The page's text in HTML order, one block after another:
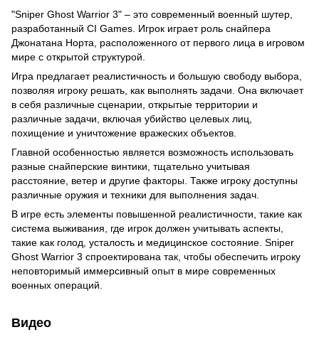
"Sniper Ghost Warrior 3" – это современный военный шутер,
разработанный CI Games. Игрок играет роль снайпера
Джонатана Норта, расположенного от первого лица в игровом
мире с открытой структурой.
Игра предлагает реалистичность и большую свободу выбора,
позволяя игроку решать, как выполнять задачи. Она включает
в себя различные сценарии, открытые территории и
различные задачи, включая убийство целевых лиц,
похищение и уничтожение вражеских объектов.
Главной особенностью является возможность использовать
разные снайперские винтики, тщательно учитывая
расстояние, ветер и другие факторы. Также игроку доступны
различные оружия и техники для выполнения задач.
В игре есть элементы повышенной реалистичности, такие как
система выживания, где игрок должен учитывать аспекты,
такие как голод, усталость и медицинское состояние. Sniper
Ghost Warrior 3 спроектирована так, чтобы обеспечить игроку
неповторимый иммерсивный опыт в мире современных
военных операций.
Видео